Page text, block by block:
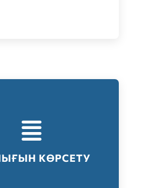
КӨРСЕТУ
барлық түрлері
көрсету